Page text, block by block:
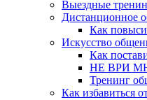
Выездные
Дистанционное
Как
Искусство
Как
НЕ ВРИ
Тренинг
Как избавиться